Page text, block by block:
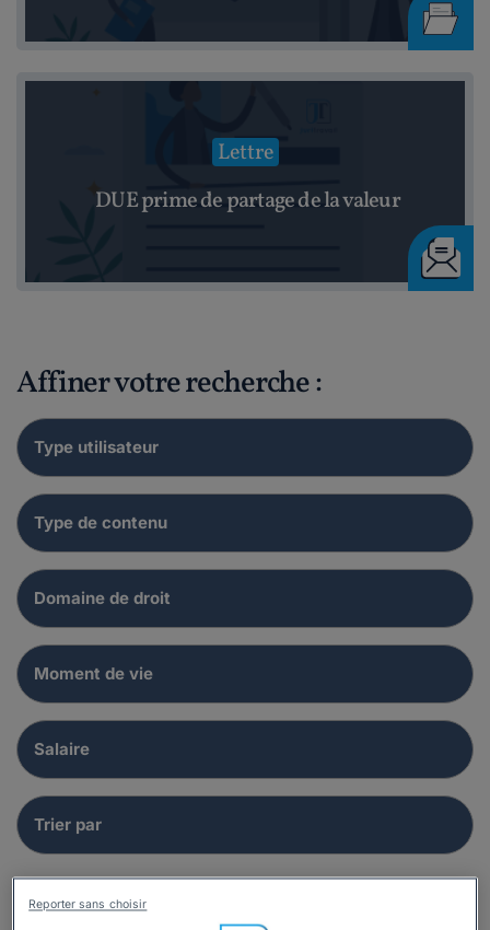
Lettre
DUE prime de partage de la valeur
Affiner votre recherche :
Reporter sans choisir